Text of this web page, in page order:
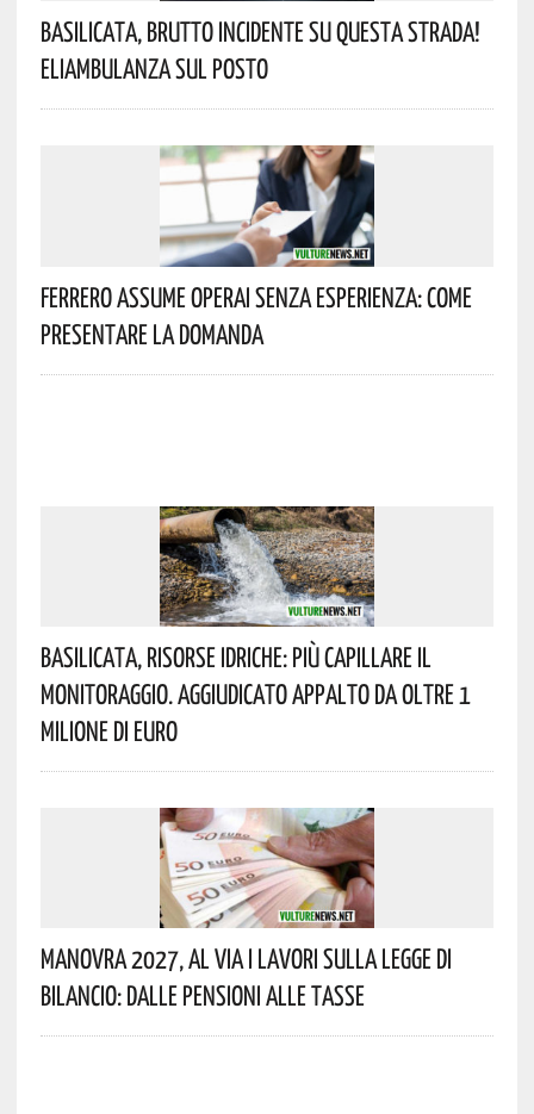
Basilicata, Brutto Incidente Su Questa Strada!
Eliambulanza Sul Posto
Ferrero Assume Operai Senza Esperienza: Come
Presentare La Domanda
Basilicata, Risorse Idriche: Più Capillare Il
Monitoraggio. Aggiudicato Appalto Da Oltre 1
Milione Di Euro
Manovra 2027, Al Via I Lavori Sulla Legge Di
Bilancio: Dalle Pensioni Alle Tasse